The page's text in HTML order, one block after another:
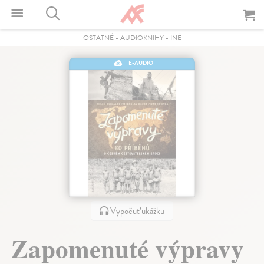
OSTATNÉ- AUDIOKNIHY- INÉ
E-AUDIO
Vypočuť ukážku
Zapomenuté výpravy